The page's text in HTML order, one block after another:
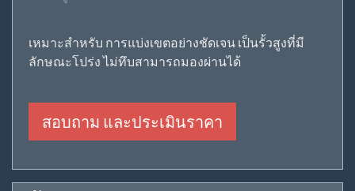
เหมาะสำหรับ การแบ่งเขตอย่างชัดเจน เป็นรั้วสูงที่มี
ลักษณะโปร่ง ไม่ทึบสามารถมองผ่านได้
สอบถาม และประเมินราคา